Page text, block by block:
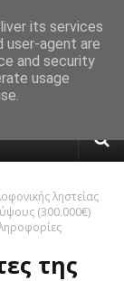
καιρού από το
ληστείας
(300.000€)
της
its services
user-agent are
and security
usage